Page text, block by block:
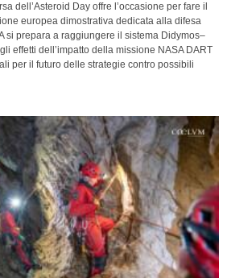
dell’Asteroid Day offre l’occasione per fare il
europea dimostrativa dedicata alla difesa
si prepara a raggiungere il sistema Didymos–
effetti dell’impatto della missione NASA DART
per il futuro delle strategie contro possibili